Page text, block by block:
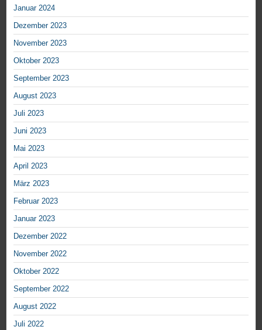
Januar 2024
Dezember 2023
November 2023
Oktober 2023
September 2023
August 2023
Juli 2023
Juni 2023
Mai 2023
April 2023
März 2023
Februar 2023
Januar 2023
Dezember 2022
November 2022
Oktober 2022
September 2022
August 2022
Juli 2022